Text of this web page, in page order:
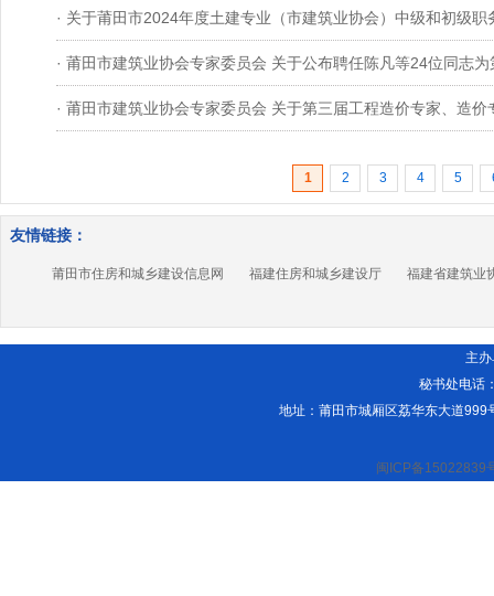
· 关于莆田市2024年度土建专业（市建筑业协会）中级和初级
· 莆田市建筑业协会专家委员会 关于公布聘任陈凡等24位同志
· 莆田市建筑业协会专家委员会 关于第三届工程造价专家、造
1 2 3 4 5
友情链接：
莆田市住房和城乡建设信息网 福建住房和城乡建设厅 福建省建筑业
主
秘书处电话
地址： 莆田市城厢区荔华东大道
闽ICP备15022839